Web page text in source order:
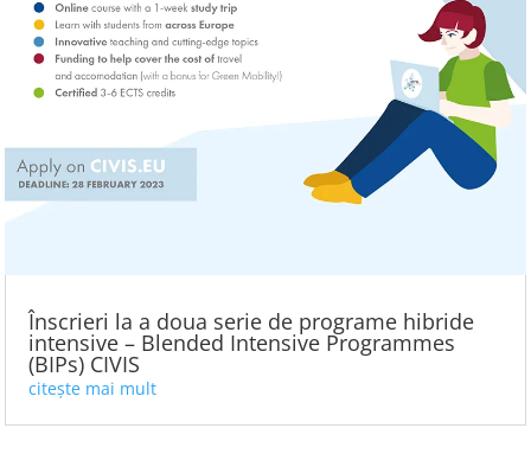
Înscrieri la a doua serie de programe hibride
intensive – Blended Intensive Programmes
(BIPs) CIVIS
citește mai mult